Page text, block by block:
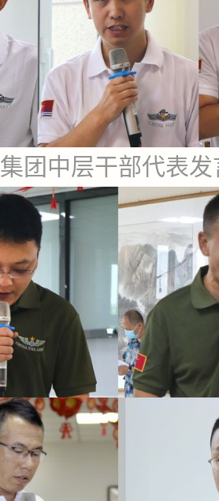
集团中层干部代表发